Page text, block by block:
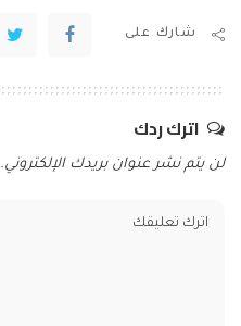
شارك على
اترك ردك
لن يتم نشر عنوان بريدك الإلكتروني.